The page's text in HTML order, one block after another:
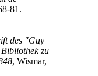
81.
des "Guy
zu
, Wismar,